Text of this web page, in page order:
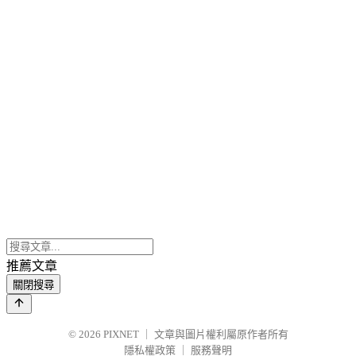
推薦文章
關閉搜尋
© 2026 PIXNET
文章與圖片權利屬原作者所有
隱私權政策
服務聲明